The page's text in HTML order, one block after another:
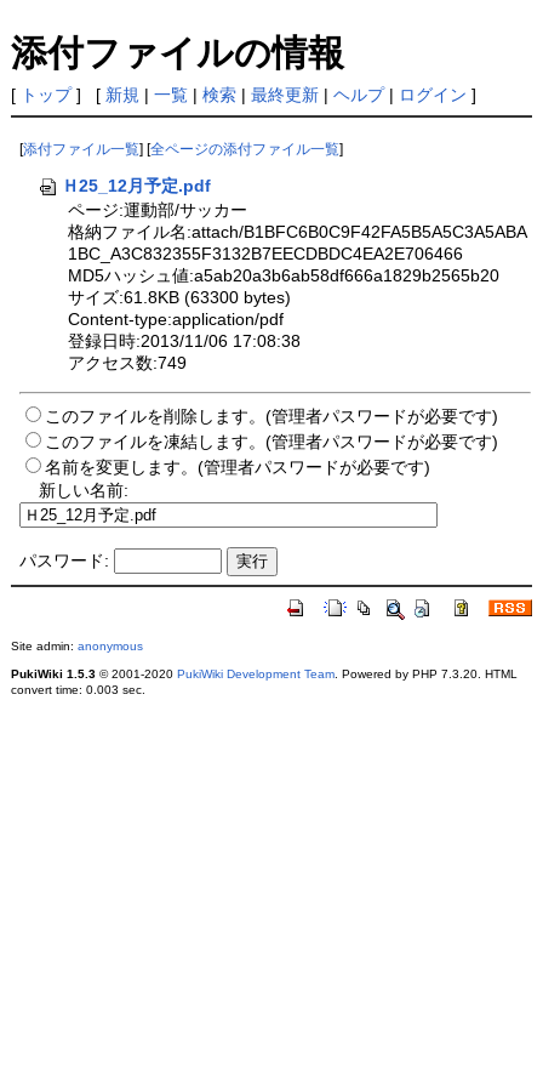
添付ファイルの情報
[ トップ] [ 新規 | 一覧| 検索| 最終更新| ヘルプ| ログイン ]
[添付ファイル一覧] [全ページの添付ファイル一覧]
Ｈ25_12月予定.pdf
ページ:運動部/サッカー
格納ファイル名:attach/B1BFC6B0C9F42FA5B5A5C3A5ABA
1BC_A3C832355F3132B7EECDBDC4EA2E706466
MD5ハッシュ値:a5ab20a3b6ab58df666a1829b2565b20
サイズ:61.8KB (63300 bytes)
Content-type:application/pdf
登録日時:2013/11/06 17:08:38
アクセス数:749
このファイルを削除します。(管理者パスワードが必要です)
このファイルを凍結します。(管理者パスワードが必要です)
名前を変更します。(管理者パスワードが必要です)
新しい名前:
パスワード:
Site admin: anonymous
PukiWiki 1.5.3© 2001-2020 PukiWiki Development Team. Powered by PHP 7.3.20. HTML
convert time: 0.003 sec.